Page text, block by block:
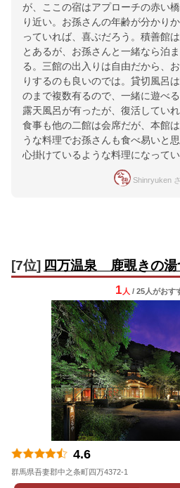
が、ここの宿はアプローチの赤い
り近い。お孫さんの年齢が分かり
っていれば、喜ぶだろう。積善館
とあるが、お孫さんと一緒なら泊
る。三館の出入りは自由だから、
りするのも良いのでは。貸切風呂
のまで複数有るので、一緒に遊べ
露天風呂が有ったが、復活してい
食事も他の二館は会席だが、本館
うな料理でお孫さんも食べ易いと
心掛けているような料理になってい
Shinryuken
[7位] 四万温泉 鹿覗きの湯
1 人 / 25人がおす
4.6
群馬県吾妻郡中之条町四万4372-1